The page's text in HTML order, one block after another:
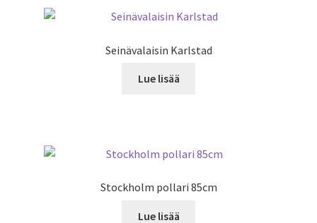
Sähköasennus & Valaisinten korjaus
Seinävalaisin Karlstad
Lue lisää
Stockholm pollari 85cm
Lue lisää